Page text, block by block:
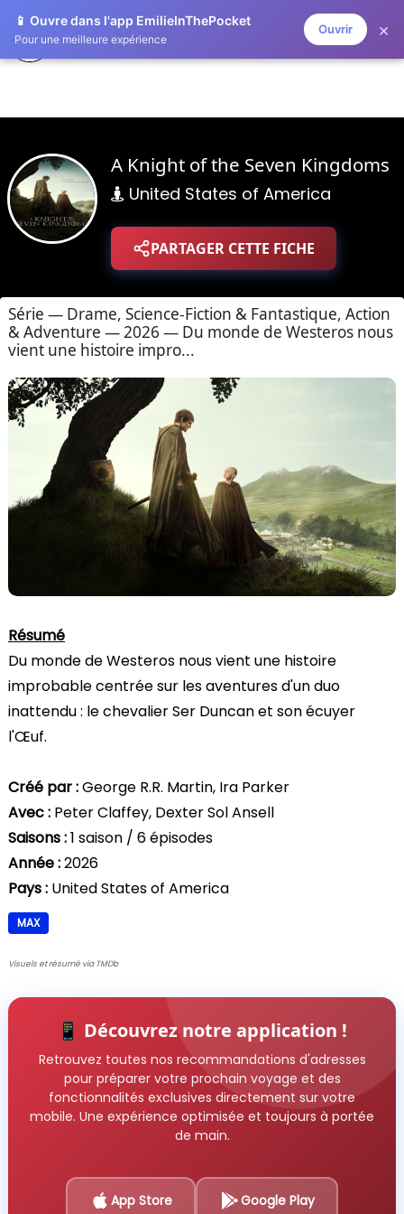
📱 Ouvre dans l'app EmilieInThePocket
Pour une meilleure expérience
Ouvrir ×
ZAPLISTOO
A Knight of the Seven Kingdoms
United States of America
PARTAGER CETTE FICHE
Série — Drame, Science-Fiction & Fantastique, Action
& Adventure — 2026 — Du monde de Westeros nous
vient une histoire impro...
Résumé
Du monde de Westeros nous vient une histoire
improbable centrée sur les aventures d'un duo
inattendu : le chevalier Ser Duncan et son écuyer
l'Œuf.
Créé par :George R.R. Martin, Ira Parker
Avec : Peter Claffey, Dexter Sol Ansell
Saisons :1 saison / 6 épisodes
Année :2026
Pays : United States of America
MAX
Visuels et résumé via TMDb
📱 Découvrez notre application !
Retrouvez toutes nos recommandations d'adresses
pour préparer votre prochain voyage et des
fonctionnalités exclusives directement sur votre
mobile. Une expérience optimisée et toujours à portée
de main.
App Store Google Play